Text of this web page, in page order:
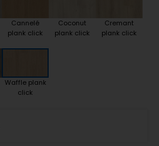
Cannelé
plank click
Coconut
plank click
Cremant
plank click
Waffle plank
click